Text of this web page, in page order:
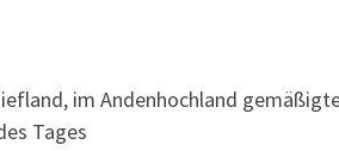
im Andenhochland
Tages